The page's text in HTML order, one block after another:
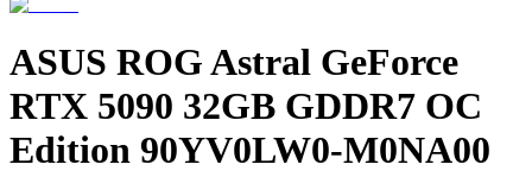
ASUS ROG Astral GeForce
RTX 5090 32GB GDDR7 OC
Edition 90YV0LW0-M0NA00